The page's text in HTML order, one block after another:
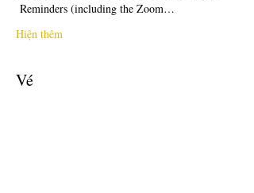
Reminders (including the Zoom…
Hiện thêm
Vé